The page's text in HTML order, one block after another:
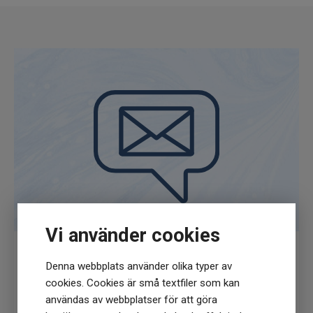
Vi använder cookies
Denna webbplats använder olika typer av
cookies. Cookies är små textfiler som kan
användas av webbplatser för att göra
Få10% rabattnär du anmäler dig för vårt
nyhetsbrev